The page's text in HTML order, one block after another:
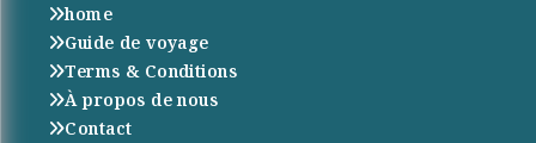
home
Guide de voyage
Terms & Conditions
À propos de nous
Contact